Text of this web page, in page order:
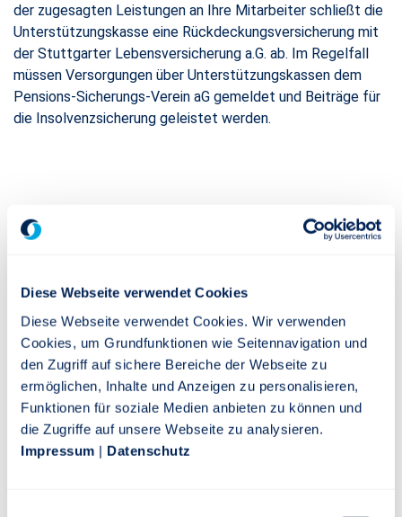
Diese Webseite verwendet Cookies
Diese Webseite verwendet Cookies. Wir verwenden
Cookies, um Grundfunktionen wie Seitennavigation und
den Zugriff auf sichere Bereiche der Webseite zu
ermöglichen, Inhalte und Anzeigen zu personalisieren,
Funktionen für soziale Medien anbieten zu können und
die Zugriffe auf unsere Webseite zu analysieren.
Impressum | Datenschutz
der zugesagten Leistungen an Ihre Mitarbeiter schließt die
Unterstützungskasse eine Rückdeckungsversicherung mit
der Stuttgarter Lebensversicherung a.G. ab. Im Regelfall
müssen Versorgungen über Unterstützungskassen dem
Pensions-Sicherungs-Verein aG gemeldet und Beiträge für
die Insolvenzsicherung geleistet werden.
Ihre Vorteile mit der rückgedeckten
Bilanzneutral und leicht zu vewalten
Die Bilanz bleibt unberührt und durch die externe
Abwicklung der bAV entsteht kaum Verwaltungsaufwand.
Kostenvorteile durch Betriebsausgaben
Beiträge und Verwaltungshonorare der